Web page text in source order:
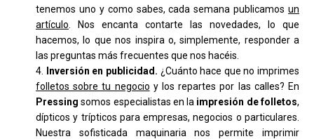
tenemos uno y como sabes, cada semana publicamos un
artículo . Nos encanta contarte las novedades, lo que
hacemos, lo que nos inspira o, simplemente, responder a
las preguntas más frecuentes que nos hacéis.
Inversión en publicidad. ¿Cuánto hace que no imprimes
folletos sobre tu negocio y los repartes por las calles? En
Pressing somos especialistas en la impresión de folletos,
dípticos y trípticos para empresas, negocios o particulares.
Nuestra sofisticada maquinaria nos permite imprimir